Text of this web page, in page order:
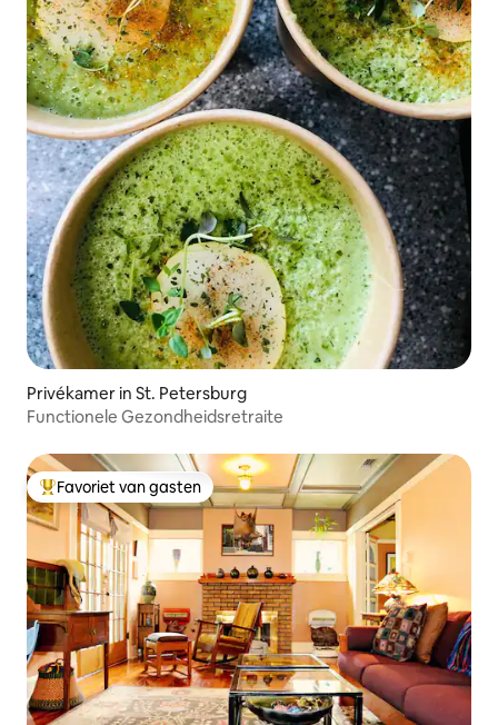
Privékamer in St. Petersburg
Functionele Gezondheidsretraite
Topfavoriet van gasten
Favoriet van gasten